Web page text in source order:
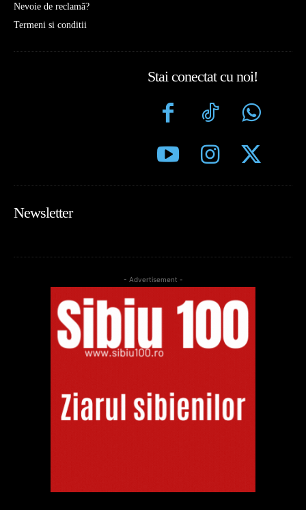
Nevoie de reclamă?
Termeni si conditii
Stai conectat cu noi!
Newsletter
- Advertisement -